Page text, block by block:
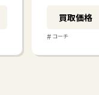
買取価格
# コーチ